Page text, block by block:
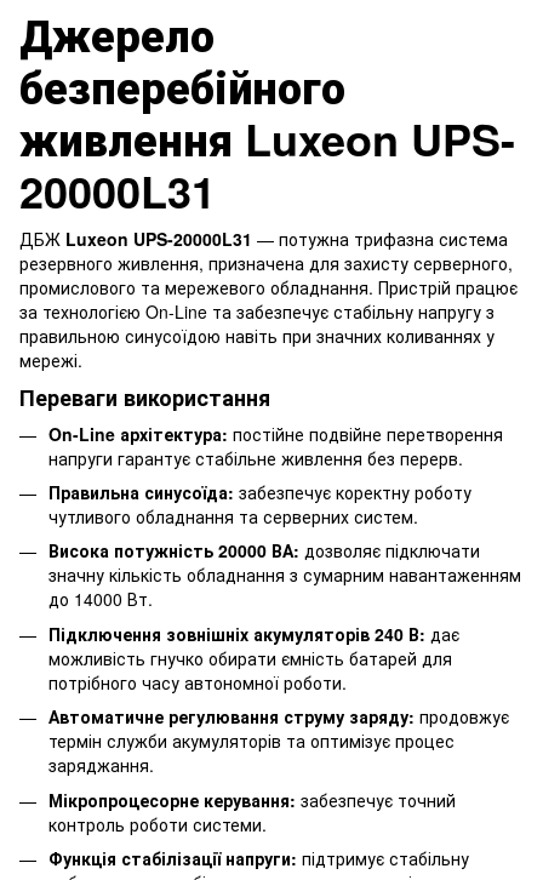
Джерело
безперебійного
живлення Luxeon UPS-
20000L31
ДБЖ Luxeon UPS-20000L31 — потужна трифазна система
резервного живлення, призначена для захисту серверного,
промислового та мережевого обладнання. Пристрій працює
за технологією On-Line та забезпечує стабільну напругу з
правильною синусоїдою навіть при значних коливаннях у
мережі.
Переваги використання
On-Line архітектура: постійне подвійне перетворення
напруги гарантує стабільне живлення без перерв.
Правильна синусоїда: забезпечує коректну роботу
чутливого обладнання та серверних систем.
Висока потужність 20000 ВА: дозволяє підключати
значну кількість обладнання з сумарним навантаженням
до 14000 Вт.
Підключення зовнішніх акумуляторів 240 В: дає
можливість гнучко обирати ємність батарей для
потрібного часу автономної роботи.
Автоматичне регулювання струму заряду: продовжує
термін служби акумуляторів та оптимізує процес
заряджання.
Мікропроцесорне керування: забезпечує точний
контроль роботи системи.
Функція стабілізації напруги: підтримує стабільну